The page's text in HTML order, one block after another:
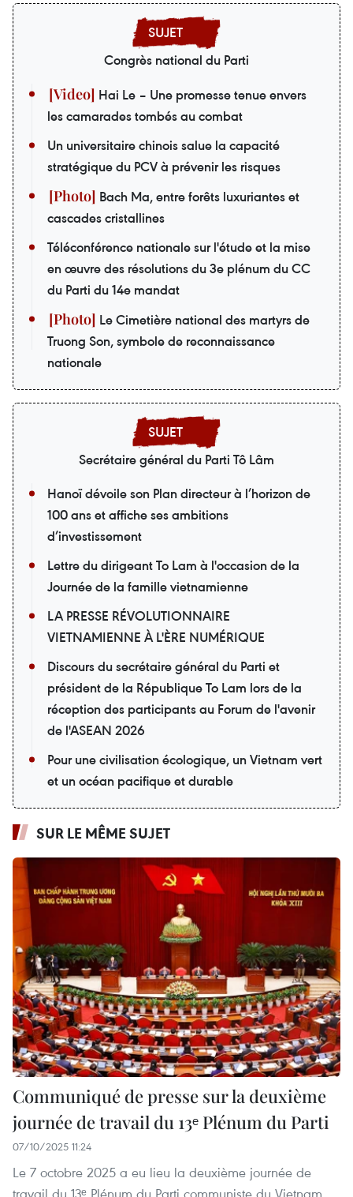
Congrès national du Parti
Hai Le – Une promesse tenue envers
les camarades tombés au combat
Un universitaire chinois salue la capacité
stratégique du PCV à prévenir les risques
Bach Ma, entre forêts luxuriantes et
cascades cristallines
Téléconférence nationale sur l'étude et la mise
en œuvre des résolutions du 3e plénum du CC
du Parti du 14e mandat
Le Cimetière national des martyrs de
Truong Son, symbole de reconnaissance
nationale
Secrétaire général du Parti Tô Lâm
Hanoï dévoile son Plan directeur à l’horizon de
100 ans et affiche ses ambitions
d’investissement
Lettre du dirigeant To Lam à l'occasion de la
Journée de la famille vietnamienne
LA PRESSE RÉVOLUTIONNAIRE
VIETNAMIENNE À L'ÈRE NUMÉRIQUE
Discours du secrétaire général du Parti et
président de la République To Lam lors de la
réception des participants au Forum de l'avenir
de l'ASEAN 2026
Pour une civilisation écologique, un Vietnam vert
et un océan pacifique et durable
SUR LE MÊME SUJET
Communiqué de presse sur la deuxième
journée de travail du 13ᵉ Plénum du Parti
07/10/2025 11:24
Le 7 octobre 2025 a eu lieu la deuxième journée de
travail du 13ᵉ Plénum du Parti communiste du Vietnam